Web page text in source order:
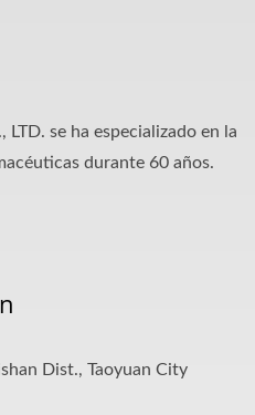
se ha especializado en la
durante 60 años.
Dist., Taoyuan City